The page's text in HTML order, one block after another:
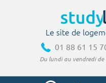
Le site de
01 88 61 15
Du lundi au vendredi de